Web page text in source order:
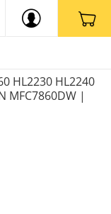
HL2230 HL2240
MFC7860DW |